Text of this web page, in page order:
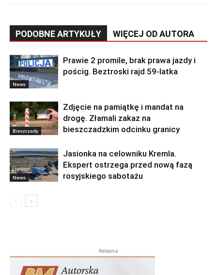
PODOBNE ARTYKUŁY WIĘCEJ OD AUTORA
News
Prawie 2 promile, brak prawa jazdy i
pościg. Beztroski rajd 59-latka
Bieszczady
Zdjęcie na pamiątkę i mandat na
drogę. Złamali zakaz na
bieszczadzkim odcinku granicy
News
Jasionka na celowniku Kremla.
Ekspert ostrzega przed nową fazą
rosyjskiego sabotażu
Reklama